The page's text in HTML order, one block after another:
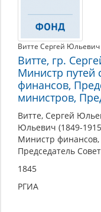
Витте Сергей Юльевич
Витте, гр.
Министр
финансов,
министров,
Витте, Сергей
Юльевич (1849-
Министр финансов,
Председатель
1845
РГИА